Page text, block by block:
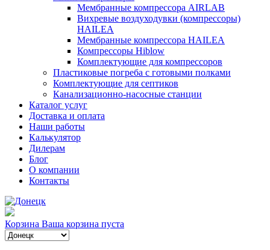
Мембранные компрессора AIRLAB
Вихревые воздуходувки (компрессоры)
HAILEA
Мембранные компрессора HAILEA
Компрессоры Hiblow
Комплектующие для компрессоров
Пластиковые погреба с готовыми полками
Комплектующие для септиков
Канализационно-насосные станции
Каталог услуг
Доставка и оплата
Наши работы
Калькулятор
Дилерам
Блог
О компании
Контакты
Корзина Ваша корзина пуста